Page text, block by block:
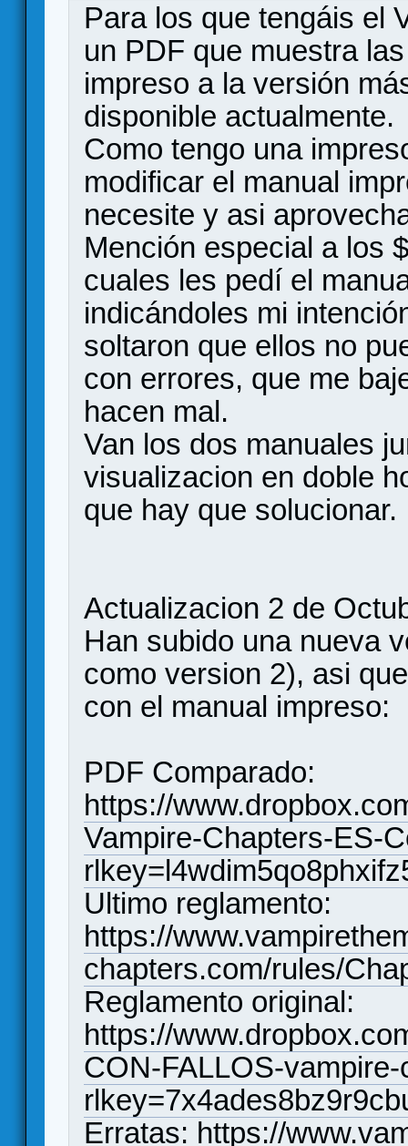
Para los que tengáis el
un PDF que muestra
impreso a la versión
disponible actualmente.
Como tengo una
modificar el manual
necesite y asi
Mención especial a los
cuales les pedí el
indicándoles mi
soltaron que ellos no
con errores, que me
hacen mal.
Van los dos manuales
visualizacion en doble
que hay que solucionar.
Actualizacion 2 de
Han subido una nueva
como version 2), asi
con el manual impreso:
PDF Comparado:
https://
Vampire-Chapters-ES-
Ultimo reglamento:
https://
chapters.com/rules/
Reglamento original:
https://
CON-FALLOS-
Erratas: https://